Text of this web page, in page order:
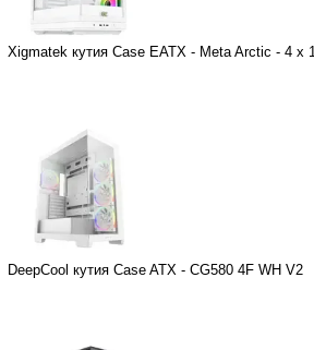
Xigmatek кутия Case EATX - Meta Arctic - 4 x
DeepCool кутия Case ATX - CG580 4F WH V2